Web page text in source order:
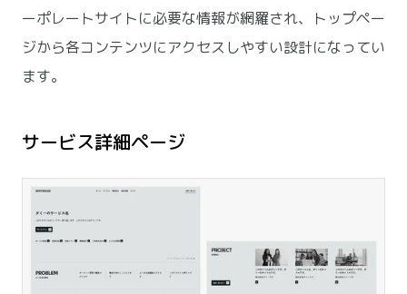
ーポレートサイトに必要な情報が網羅され、トップペー
ジから各コンテンツにアクセスしやすい設計になってい
ます。
サービス詳細ページ